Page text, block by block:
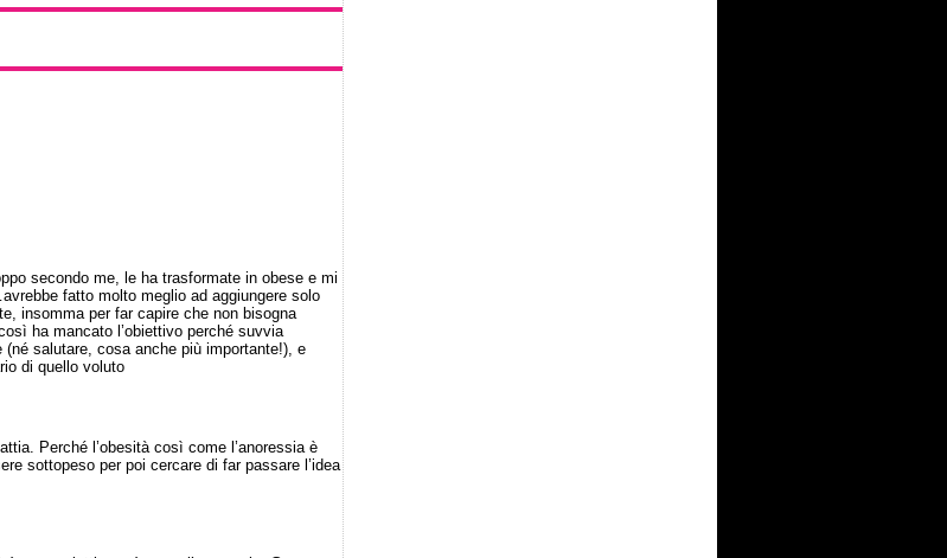
secondo me, le ha trasformate in obese e mi
fatto molto meglio ad aggiungere solo
insomma per far capire che non bisogna
ha mancato l’obiettivo perché suvvia
(né salutare, cosa anche più importante!), e
di quello voluto
Perché l’obesità così come l’anoressia è
sottopeso per poi cercare di far passare l’idea